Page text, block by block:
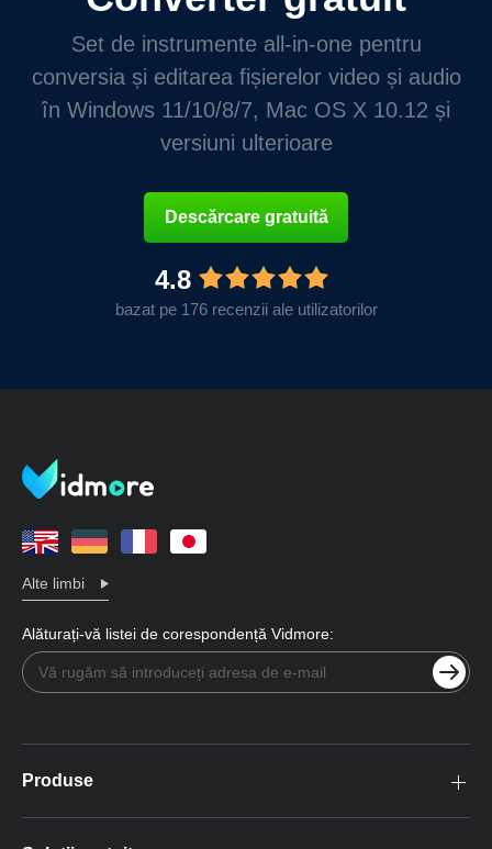
Set de instrumente all-in-one pentru
conversia și editarea fișierelor video și audio
în Windows 11/10/8/7, Mac OS X 10.12 și
versiuni ulterioare
Descărcare gratuită
4.8
bazat pe 176 recenzii ale utilizatorilor
Alte limbi
Alăturați-vă listei de corespondență Vidmore:
Produse